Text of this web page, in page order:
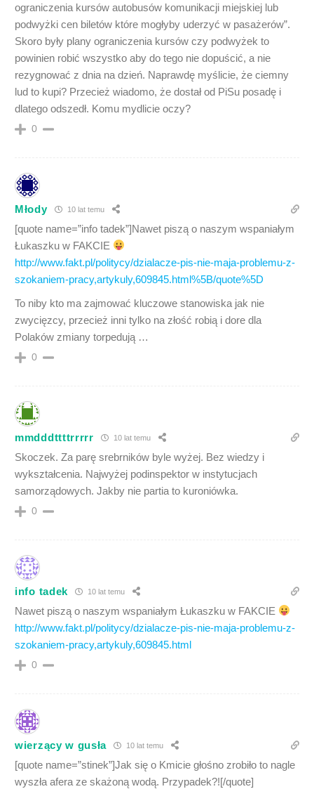
ograniczenia kursów autobusów komunikacji miejskiej lub
podwyżki cen biletów które mogłyby uderzyć w pasażerów”.
Skoro były plany ograniczenia kursów czy podwyżek to
powinien robić wszystko aby do tego nie dopuścić, a nie
rezygnować z dnia na dzień. Naprawdę myślicie, że ciemny
lud to kupi? Przecież wiadomo, że dostał od PiSu posadę i
dlatego odszedł. Komu mydlicie oczy?
0
Młody 10 lat temu
[quote name=”info tadek”]Nawet piszą o naszym wspaniałym
Łukaszku w FAKCIE
http://www.fakt.pl/politycy/dzialacze-pis-nie-maja-problemu-z-
szokaniem-pracy,artykuly,609845.html%5B/quote%5D
To niby kto ma zajmować kluczowe stanowiska jak nie
zwycięzcy, przecież inni tylko na złość robią i dore dla
Polaków zmiany torpedują …
0
mmdddttttrrrrr 10 lat temu
Skoczek. Za parę srebrników byle wyżej. Bez wiedzy i
wykształcenia. Najwyżej podinspektor w instytucjach
samorządowych. Jakby nie partia to kuroniówka.
0
info tadek 10 lat temu
Nawet piszą o naszym wspaniałym Łukaszku w FAKCIE
http://www.fakt.pl/politycy/dzialacze-pis-nie-maja-problemu-z-
szokaniem-pracy,artykuly,609845.html
0
wierzący w gusła 10 lat temu
[quote name=”stinek”]Jak się o Kmicie głośno zrobiło to nagle
wyszła afera ze skażoną wodą. Przypadek?![/quote]